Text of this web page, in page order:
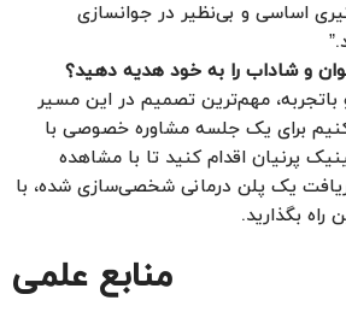
اساسی و بی‌نظیر در جوانسازی
و شاداب را به خود هدیه دهید؟
مهم‌ترین تصمیم در این مسیر
برای یک جلسه مشاوره خصوصی با
پرنیان اقدام کنید تا با مشاهده
یک پلن درمانی شخصی‌سازی شده، با
راه بگذارید.
منابع علمی